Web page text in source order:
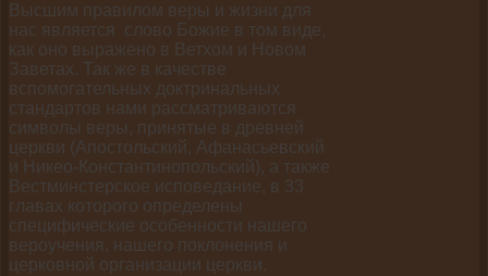
Высшим правилом веры и жизни для
нас является слово Божие в том виде,
как оно выражено в Ветхом и Новом
Заветах. Так же в качестве
вспомогательных доктринальных
стандартов нами рассматриваются
символы веры, принятые в древней
церкви (Апостольский, Афанасьевский
и Никео-Константинопольский), а также
Вестминстерское исповедание, в 33
главах которого определены
специфические особенности нашего
вероучения, нашего поклонения и
церковной организации церкви.